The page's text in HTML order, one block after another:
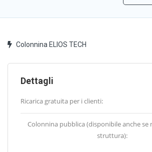
Colonnina ELIOS TECH
Dettagli
Ricarica gratuita per i clienti:
Colonnina pubblica (disponibile anche se
struttura):